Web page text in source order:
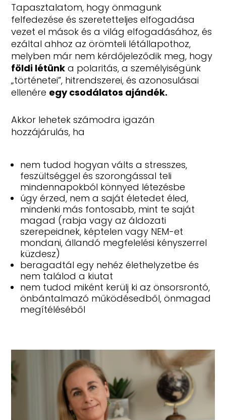
Tapasztalatom, hogy önmagunk
felfedezése és szeretetteljes elfogadása
vezet el mások és a világ elfogadásához, és
ezáltal ahhoz az örömteli létállapothoz,
melyben már nem kérdőjeleződik meg, hogy
földi létünk a polaritás, a személyiségünk
„történetei”, hitrendszerei, és azonosulásai
ellenére egy csodálatos ajándék.
Akkor lehetek számodra igazán
hozzájárulás, ha
nem tudod hogyan válts a stresszes,
feszültséggel és szorongással teli
mindennapokból könnyed létezésbe
úgy érzed, nem a saját életedet éled,
mindenki más fontosabb, mint te saját
magad (rabja vagy az áldozati
szerepeidnek, képtelen vagy NEM-et
mondani, állandó megfelelési kényszerrel
küzdesz)
beragadtál egy nehéz élethelyzetbe és
nem találod a kiutat
nem tudod miként kerülj ki az önsorsrontó,
önbántalmazó működésedből, önmagad
megítéléséből